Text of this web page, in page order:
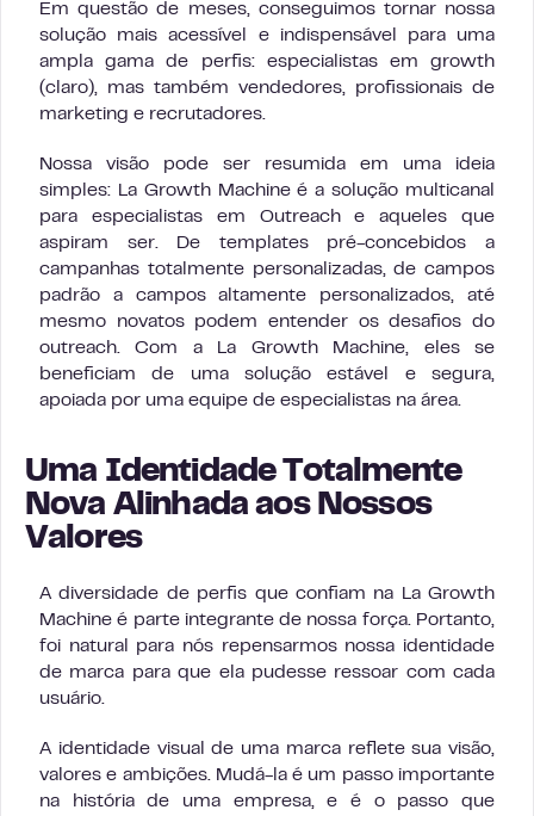
Em questão de meses, conseguimos tornar nossa
solução mais acessível e indispensável para uma
ampla gama de perfis: especialistas em growth
(claro), mas também vendedores, profissionais de
marketing e recrutadores.
Nossa visão pode ser resumida em uma ideia
simples: La Growth Machine é a solução multicanal
para especialistas em Outreach e aqueles que
aspiram ser. De templates pré-concebidos a
campanhas totalmente personalizadas, de campos
padrão a campos altamente personalizados, até
mesmo novatos podem entender os desafios do
outreach. Com a La Growth Machine, eles se
beneficiam de uma solução estável e segura,
apoiada por uma equipe de especialistas na área.
Uma Identidade Totalmente
Nova Alinhada aos Nossos
Valores
A diversidade de perfis que confiam na La Growth
Machine é parte integrante de nossa força. Portanto,
foi natural para nós repensarmos nossa identidade
de marca para que ela pudesse ressoar com cada
usuário.
A identidade visual de uma marca reflete sua visão,
valores e ambições. Mudá-la é um passo importante
na história de uma empresa, e é o passo que